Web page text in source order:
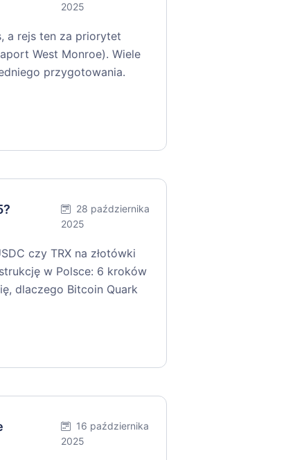
2025
a rejs ten za priorytet
West Monroe). Wiele
przygotowania.
28 października
2025
czy TRX na złotówki
w Polsce: 6 kroków
dlaczego Bitcoin Quark
16 października
2025